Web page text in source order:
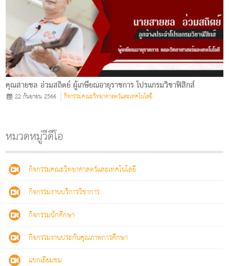
คุณสายชล อ่วมสถิตย์ ผู้เกษียณอายุราชการ โปรแกรมวิชาฟิสิกส์
22 กันยายน 2566 กิจกรรมคณะวิทยาศาสตร์และเทคโนโลยี
หมวดหมู่วีดีโอ
กิจกรรมคณะวิทยาศาสตร์และเทคโนโลยี
กิจกรรมงานบริการวิชาการ
กิจกรรมนักศึกษา
กิจกรรมงานประกันคุณภาพการศึกษา
แขกเยียมชม